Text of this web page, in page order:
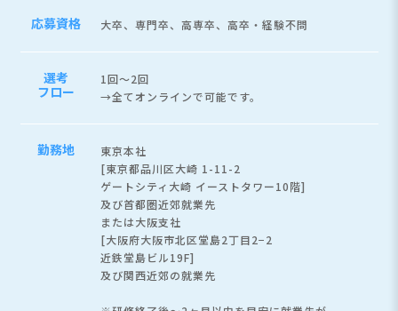
応募資格 大卒、専門卒、高専卒、高卒・経験不問
選考
フロー
1回～2回
→全てオンラインで可能です。
勤務地
東京本社
[東京都品川区大崎 1-11-2
ゲートシティ大崎 イーストタワー10階]
及び首都圏近郊就業先
または大阪支社
[大阪府大阪市北区堂島2丁目2−2
近鉄堂島ビル19F]
及び関西近郊の就業先